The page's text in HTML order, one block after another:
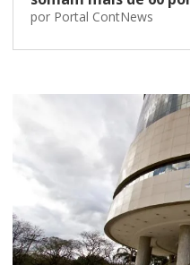
por Portal ContNews